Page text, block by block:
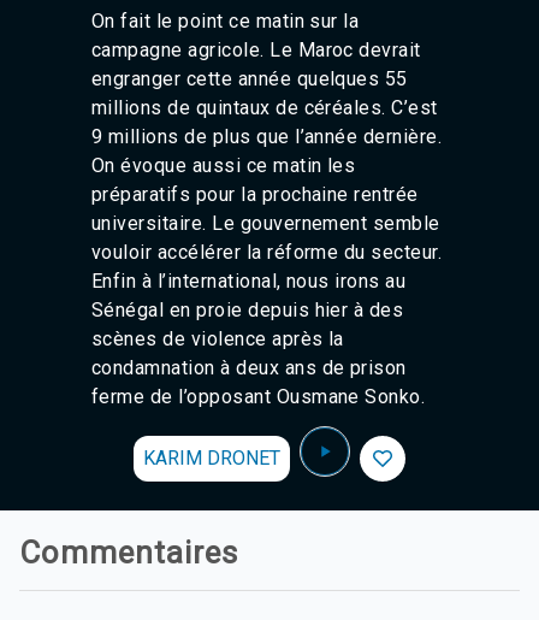
Taroudant 104.9
Guelmim 91.9
Tan-Tan 95.2
Tafraout 104.9
On fait le point ce matin sur la
campagne agricole. Le Maroc devrait
engranger cette année quelques 55
millions de quintaux de céréales. C’est
9 millions de plus que l’année dernière.
On évoque aussi ce matin les
préparatifs pour la prochaine rentrée
universitaire. Le gouvernement semble
vouloir accélérer la réforme du secteur.
Enfin à l’international, nous irons au
Sénégal en proie depuis hier à des
scènes de violence après la
condamnation à deux ans de prison
ferme de l’opposant Ousmane Sonko.
KARIM DRONET
Commentaires